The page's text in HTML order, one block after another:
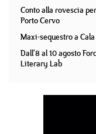
Conto alla rovescia
Porto Cervo
Maxi-sequestro a
Dall'8 al 10 agosto
Literary Lab